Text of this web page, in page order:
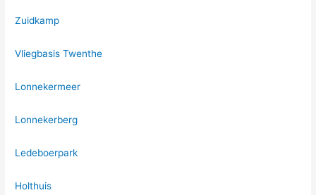
Zuidkamp
Vliegbasis Twenthe
Lonnekermeer
Lonnekerberg
Ledeboerpark
Holthuis